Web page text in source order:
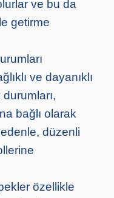
ve bu da
getirme
ve dayanıklı
durumları,
bağlı olarak
düzenli
özellikle